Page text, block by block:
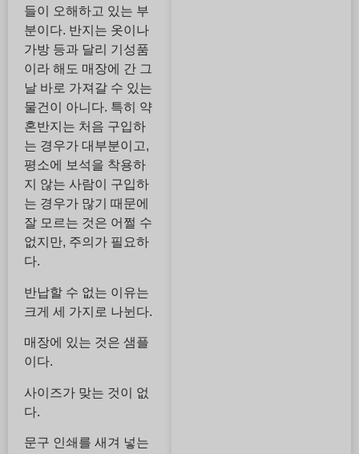
들이 오해하고 있는 부
분이다. 반지는 옷이나
가방 등과 달리 기성품
이라 해도 매장에 간 그
날 바로 가져갈 수 있는
물건이 아니다. 특히 약
혼반지는 처음 구입하
는 경우가 대부분이고,
평소에 보석을 착용하
지 않는 사람이 구입하
는 경우가 많기 때문에
잘 모르는 것은 어쩔 수
없지만, 주의가 필요하
다.
반납할 수 없는 이유는
크게 세 가지로 나뉜다.
매장에 있는 것은 샘플
이다.
사이즈가 맞는 것이 없
다.
문구 인쇄를 새겨 넣는